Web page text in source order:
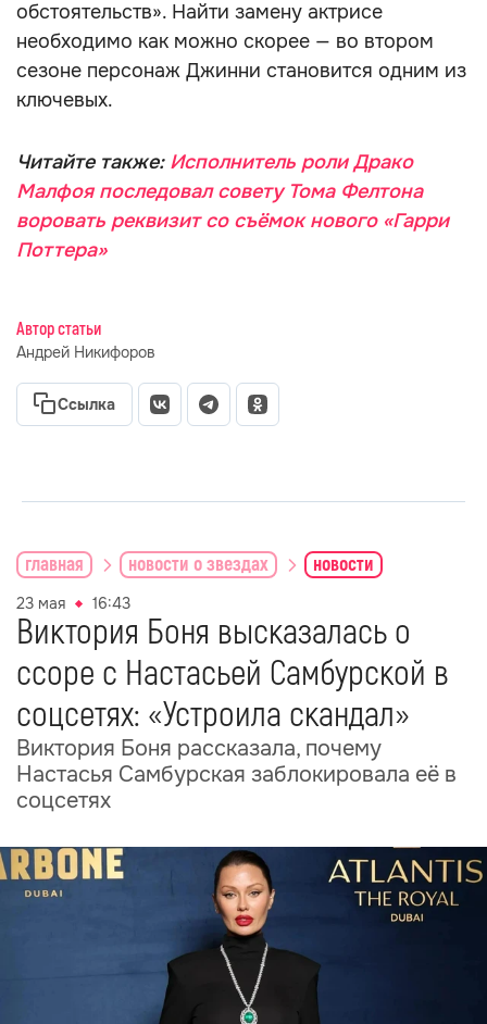
обстоятельств». Найти замену актрисе
необходимо как можно скорее — во втором
сезоне персонаж Джинни становится одним из
ключевых.
Читайте также: Исполнитель роли Драко
Малфоя последовал совету Тома Фелтона
воровать реквизит со съёмок нового «Гарри
Поттера»
Автор статьи
Андрей Никифоров
Ссылка
главная новости о звездах новости
23 мая 16:43
Виктория Боня высказалась о
ссоре с Настасьей Самбурской в
соцсетях: «Устроила скандал»
Виктория Боня рассказала, почему
Настасья Самбурская заблокировала её в
соцсетях